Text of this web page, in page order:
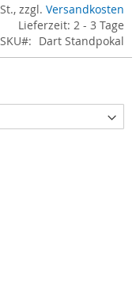
zzgl. Versandkosten
Lieferzeit: 2 - 3 Tage
SKU
Dart Standpokal